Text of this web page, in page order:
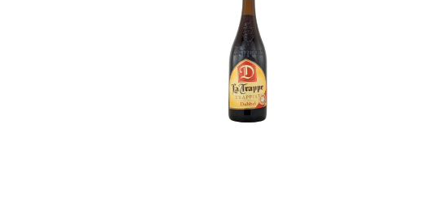
In den Korb